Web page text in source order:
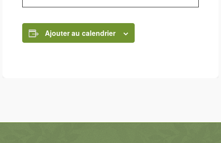
Ajouter au calendrier